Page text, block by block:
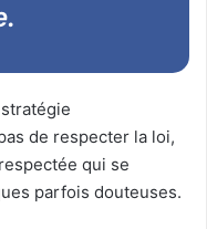
de respecter la loi,
qui se
parfois douteuses.